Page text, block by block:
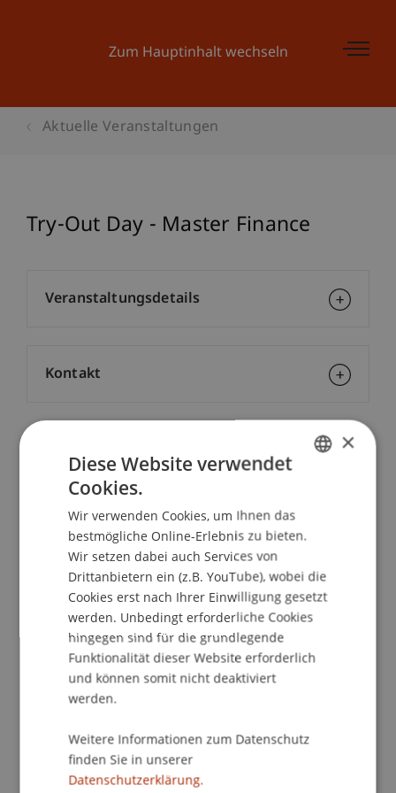
Zum Hauptinhalt wechseln
Aktuelle Veranstaltungen
Try-Out Day - Master Finance
Center für Universitätsentwicklung
Programm
Anmeldung und Begrüßung (8.40 - 9.00 Uhr)
Teilnahme an zwei Vorlesungen des zweiten
Semesters:
1. "Empirical Asset Pricing and Portfolio Theory"
mit Ass. Prof. Dr. Lars Kaiser (9.00-10.30 Uhr)
Kaffeepause (10.30-10.45 Uhr)
2. "Financial Derivatives" mit Prof. Dr. Michael
Hanke (10.45-12.15 Uhr)
Masterstudierenden (12.30-13.15 Uhr)
Besichtigung des Campusgebäudes (13.15-
13.45 Uhr)
Veranstaltungsdetails
Kontakt
×
Diese Website verwendet
Cookies.
Wir verwenden Cookies, um Ihnen das
bestmögliche Online-Erlebnis zu bieten.
Wir setzen dabei auch Services von
Drittanbietern ein (z.B. YouTube), wobei die
Cookies erst nach Ihrer Einwilligung gesetzt
werden. Unbedingt erforderliche Cookies
hingegen sind für die grundlegende
Funktionalität dieser Website erforderlich
und können somit nicht deaktiviert
werden.
Weitere Informationen zum Datenschutz
finden Sie in unserer
Datenschutzerklärung.